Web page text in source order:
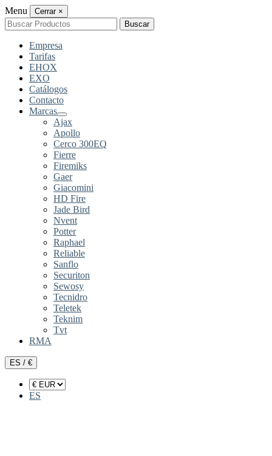
Menu Cerrar ×
Buscar
por:
Buscar
Empresa
Tarifas
EHOX
EXO
Catálogos
Contacto
Marcas
Ajax
Apollo
Cerco 300EQ
Fierre
Firemiks
Gaer
Giacomini
HD Fire
Jade Bird
Nvent
Potter
Raphael
Reliable
Sanflo
Securiton
Sewosy
Tecnidro
Teletek
Teknim
Tvt
RMA
ES / €
ES